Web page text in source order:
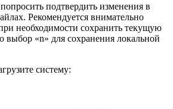
подтвердить изменения в
Рекомендуется внимательно
необходимости сохранить текущую
«n» для сохранения локальной
систему: